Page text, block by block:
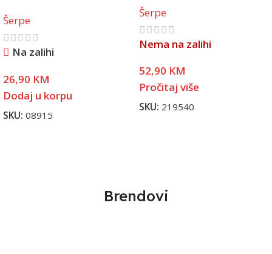
Šerpe
Na zalihi
26,90 KM
Dodaj u korpu
SKU: 08915
Šerpe
Nema na zalihi
52,90 KM
Pročitaj više
SKU: 219540
Brendovi